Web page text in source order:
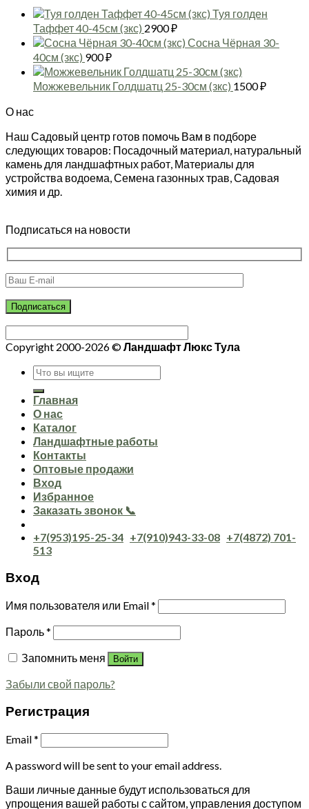
Туя голден
Таффет 40-45см (зкс) 2900₽
Сосна Чёрная 30-
40см (зкс) 900₽
Можжевельник Голдшатц 25-30см (зкс) 1500₽
О нас
Наш Садовый центр готов помочь Вам в подборе
следующих товаров: Посадочный материал, натуральный
камень для ландшафтных работ, Материалы для
устройства водоема, Семена газонных трав, Садовая
химия и др.
Подписаться на новости
Copyright 2000-2026 ©Ландшафт Люкс Тула
Искать:
Главная
О нас
Каталог
Ландшафтные работы
Контакты
Оптовые продажи
Вход
Избранное
Заказать звонок 📞
+7(953)195-25-34 +7(910)943-33-08 +7(4872) 701-
513
Вход
Имя пользователя или Email*
Пароль*
Запомнить меня
Войти
Забыли свой пароль?
Регистрация
Email*
A password will be sent to your email address.
Ваши личные данные будут использоваться для
упрощения вашей работы с сайтом, управления доступом